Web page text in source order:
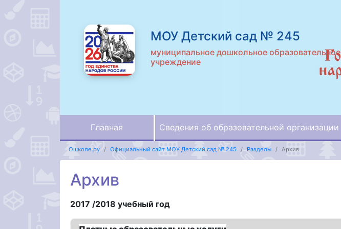
МОУ Детский сад № 245
муниципальное дошкольное образовательное
учреждение
Главная Сведения об образовательной организации
Ошколе.ру Официальный сайт МОУ Детский сад № 245 Разделы Архив
Архив
2017 /2018 учебный год